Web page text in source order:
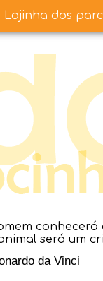
conhecerá
será um
da Vinci
Lojinha dos